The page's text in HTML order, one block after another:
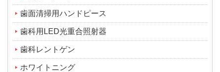
歯面清掃用ハンドピース
歯科用LED光重合照射器
歯科レントゲン
ホワイトニング